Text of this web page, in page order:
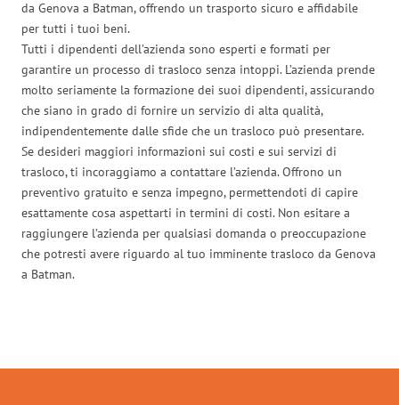
da Genova a Batman, offrendo un trasporto sicuro e affidabile
per tutti i tuoi beni.
Tutti i dipendenti dell’azienda sono esperti e formati per
garantire un processo di trasloco senza intoppi. L’azienda prende
molto seriamente la formazione dei suoi dipendenti, assicurando
che siano in grado di fornire un servizio di alta qualità,
indipendentemente dalle sfide che un trasloco può presentare.
Se desideri maggiori informazioni sui costi e sui servizi di
trasloco, ti incoraggiamo a contattare l’azienda. Offrono un
preventivo gratuito e senza impegno, permettendoti di capire
esattamente cosa aspettarti in termini di costi. Non esitare a
raggiungere l’azienda per qualsiasi domanda o preoccupazione
che potresti avere riguardo al tuo imminente trasloco da Genova
a Batman.